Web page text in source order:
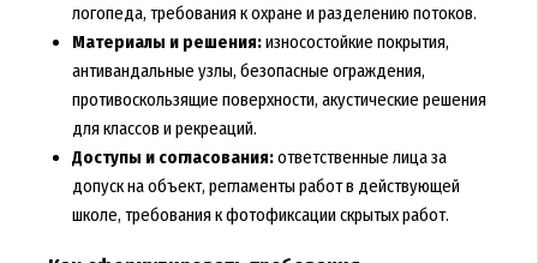
логопеда, требования к охране и разделению потоков.
Материалы и решения:износостойкие покрытия,
антивандальные узлы, безопасные ограждения,
противоскользящие поверхности, акустические решения
для классов и рекреаций.
Доступы и согласования:ответственные лица за
допуск на объект, регламенты работ в действующей
школе, требования к фотофиксации скрытых работ.